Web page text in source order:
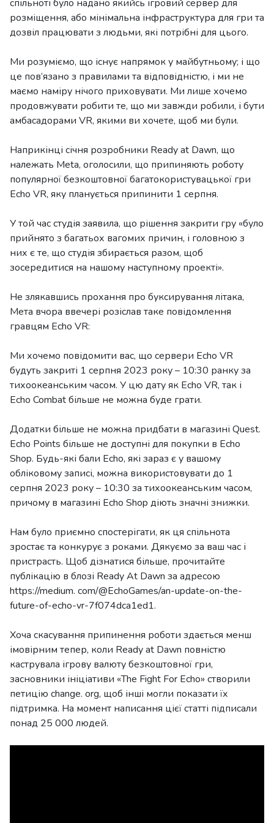
спільноті було надано якийсь ігровий сервер для
розміщення, або мінімальна інфраструктура для гри та
дозвіл працювати з людьми, які потрібні для цього.
Ми розуміємо, що існує напрямок у майбутньому; і що
це пов’язано з правилами та відповідністю, і ми не
маємо наміру нічого приховувати. Ми лише хочемо
продовжувати робити те, що ми завжди робили, і бути
амбасадорами VR, якими ви хочете, щоб ми були.
Наприкінці січня розробники Ready at Dawn, що
належать Meta, оголосили, що припиняють роботу
популярної безкоштовної багатокористувацької гри
Echo VR, яку планується припинити 1 серпня.
У той час студія заявила, що рішення закрити гру «було
прийнято з багатьох вагомих причин, і головною з
них є те, що студія збирається разом, щоб
зосередитися на нашому наступному проекті».
Не злякавшись прохання про буксирування літака,
Мета вчора ввечері розіслав таке повідомлення
гравцям Echo VR:
Ми хочемо повідомити вас, що сервери Echo VR
будуть закриті 1 серпня 2023 року – 10:30 ранку за
тихоокеанським часом. У цю дату як Echo VR, так і
Echo Combat більше не можна буде грати.
Додатки більше не можна придбати в магазині Quest.
Echo Points більше не доступні для покупки в Echo
Shop. Будь-які бали Echo, які зараз є у вашому
обліковому записі, можна використовувати до 1
серпня 2023 року – 10:30 за тихоокеанським часом,
причому в магазині Echo Shop діють значні знижки.
Нам було приємно спостерігати, як ця спільнота
зростає та конкурує з роками. Дякуємо за ваш час і
пристрасть. Щоб дізнатися більше, прочитайте
публікацію в блозі Ready At Dawn за адресою
https://medium. com/@EchoGames/an-update-on-the-
future-of-echo-vr-7f074dca1ed1.
Хоча скасування припинення роботи здається менш
імовірним тепер, коли Ready at Dawn повністю
каструвала ігрову валюту безкоштовної гри,
засновники ініціативи «The Fight For Echo» створили
петицію change. org, щоб інші могли показати їх
підтримка. На момент написання цієї статті підписали
понад 25 000 людей.